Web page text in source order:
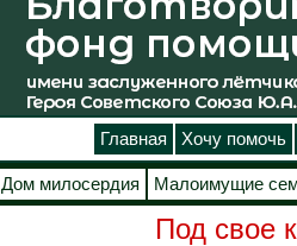
Главная Хочу помочь
Дом милосердия Малоимущие
Под свое